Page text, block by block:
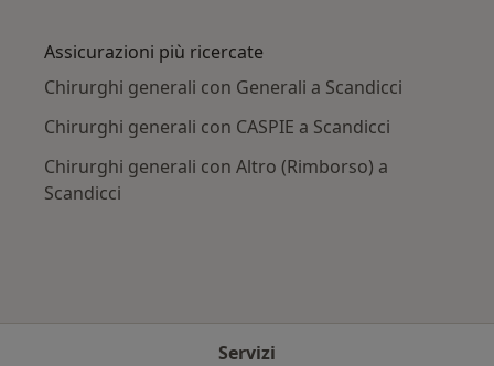
Assicurazioni più ricercate
Chirurghi generali con Generali a Scandicci
Chirurghi generali con CASPIE a Scandicci
Chirurghi generali con Altro (Rimborso) a
Scandicci
Servizi